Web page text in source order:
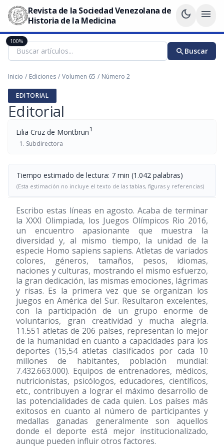
Revista de la Sociedad Venezolana de
Historia de la Medicina
dark_mode menu
searchBuscar
Inicio / Ediciones / Volumen 65 / Número 2
EDITORIAL
Editorial
Lilia Cruz de Montbrun1
Subdirectora
Tiempo estimado de lectura: 7 min (1.042 palabras)
(Esta estimación no incluye el texto de las tablas, figuras y referencias)
Escribo estas líneas en agosto. Acaba de terminar
la XXXI Olimpiada, los Juegos Olímpicos Rio 2016,
un encuentro apasionante que muestra la
diversidad y, al mismo tiempo, la unidad de la
especie Homo sapiens sapiens. Atletas de variados
colores, géneros, tamaños, pesos, idiomas,
naciones y culturas, mostrando el mismo esfuerzo,
la gran dedicación, las mismas emociones, lágrimas
y risas. Es la primera vez que se organizan los
juegos en América del Sur. Resultaron excelentes,
con la participación de un grupo enorme de
voluntarios, gran creatividad y mucha alegría.
11.551 atletas de 206 países, representan lo mejor
de la humanidad en cuanto a capacidades para los
deportes (15,54 atletas clasificados por cada 10
millones de habitantes, población mundial:
7.432.663.000). Equipos de entrenadores, médicos,
nutricionistas, psicólogos, educadores, científicos,
etc., contribuyen a lograr el máximo desarrollo de
las potencialidades de cada quien. Los países más
exitosos en cuanto al número de participantes y
medallas ganadas generalmente son aquellos
donde el deporte está mejor institucionalizado,
aunque pueden influir otros factores.
100%